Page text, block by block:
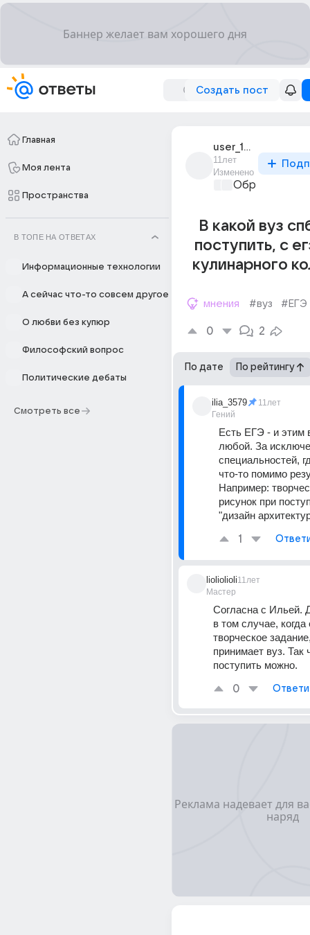
Создать пост
Главная
Моя лента
Пространства
В ТОПЕ НА ОТВЕТАХ
Информационные технологии
А сейчас что-то совсем другое
О любви без купюр
Философский вопрос
Политические дебаты
Смотреть все
user_105954751
11лет
Изменено
В какой вуз
поступить, с
кулинарного
мнения #вуз #ЕГЭ
0 2
По дате По рейтингу
ilia_3579
Гений
11лет
Есть ЕГЭ - и этим
любой. За
специальностей,
что-то помимо
Например:
рисунок при
"дизайн
1
lioliolioli
Мастер
11лет
Согласна с Ильей.
в том случае, когда
творческое
принимает вуз. Так
поступить можно.
0